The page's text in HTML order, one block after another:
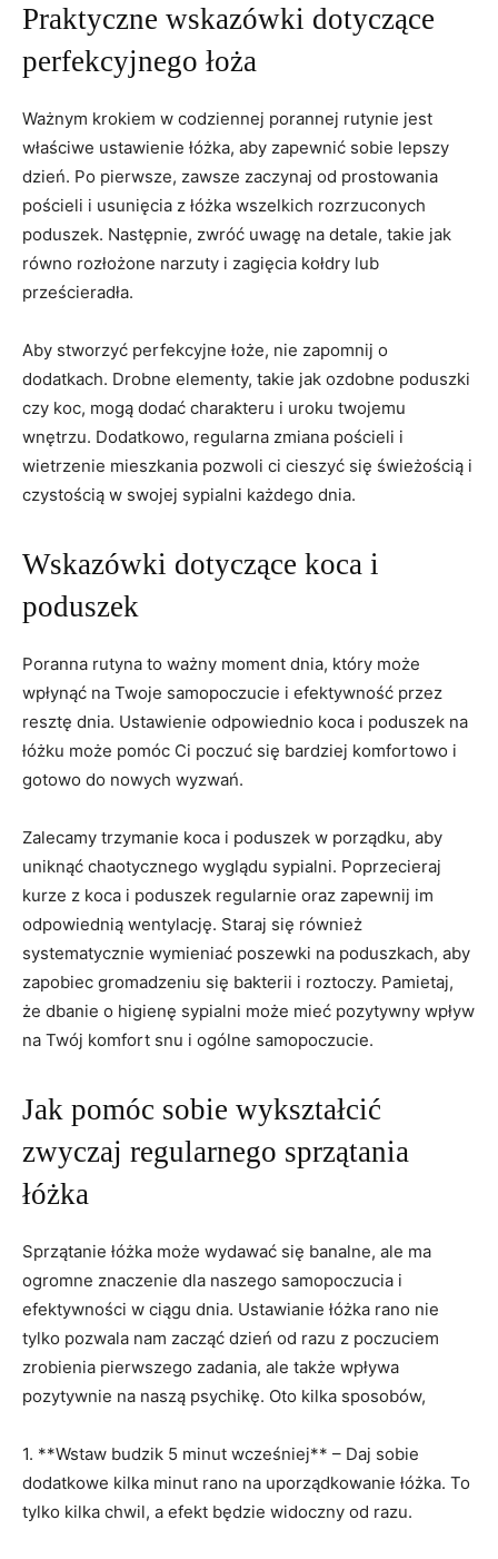
Praktyczne ⁤wskazówki dotyczące
perfekcyjnego łoża
Ważnym krokiem‍ w codziennej porannej ‍rutynie jest
właściwe ustawienie łóżka, aby zapewnić sobie‌ lepszy
dzień.⁤ Po pierwsze, zawsze zaczynaj od prostowania‍
pościeli⁤ i usunięcia z łóżka wszelkich rozrzuconych
poduszek.‌ Następnie,⁣ zwróć uwagę na detale, takie jak
równo rozłożone narzuty⁤ i zagięcia kołdry lub
prześcieradła.
Aby stworzyć perfekcyjne łoże, nie zapomnij‌ o
dodatkach. ‍Drobne elementy, ⁣takie jak ozdobne poduszki
czy koc, mogą‌ dodać charakteru‌ i uroku⁢ twojemu
wnętrzu. Dodatkowo, regularna zmiana⁢ pościeli i
wietrzenie mieszkania pozwoli ci‌ cieszyć się świeżością i​
czystością w swojej sypialni każdego dnia.
Wskazówki dotyczące⁢ koca i‌
poduszek
Poranna rutyna to ważny⁢ moment dnia, który może
wpłynąć na Twoje samopoczucie⁢ i efektywność przez
resztę‍ dnia. Ustawienie odpowiednio koca i poduszek na
łóżku ⁤może pomóc Ci poczuć się bardziej⁣ komfortowo i
gotowo do nowych wyzwań.
Zalecamy‍ trzymanie ⁤koca i ⁤poduszek⁤ w porządku, aby
uniknąć chaotycznego ⁣wyglądu ‌sypialni. Poprzecieraj
kurze z koca i​ poduszek regularnie oraz‍ zapewnij ‌im
odpowiednią wentylację. Staraj się również
systematycznie‌ wymieniać poszewki na poduszkach, aby​
zapobiec gromadzeniu się bakterii i roztoczy. Pamietaj,
że dbanie o higienę sypialni może mieć pozytywny wpływ
‍na​ Twój komfort snu i ogólne samopoczucie.
Jak pomóc sobie ⁢wykształcić
zwyczaj regularnego sprzątania
łóżka
Sprzątanie‌ łóżka może ⁤wydawać się banalne, ale ma
ogromne znaczenie dla naszego samopoczucia i
efektywności‌ w ciągu‌ dnia. Ustawianie łóżka⁤ rano nie
tylko pozwala nam zacząć dzień ⁢od razu​ z poczuciem
zrobienia ‌pierwszego‍ zadania, ale także wpływa
pozytywnie na ⁢naszą psychikę. Oto kilka sposobów,
1. **Wstaw ‌budzik⁤ 5⁢ minut wcześniej** – Daj sobie
dodatkowe kilka⁢ minut rano na uporządkowanie łóżka. To‍
tylko kilka chwil, ​a ‌efekt będzie widoczny od razu.